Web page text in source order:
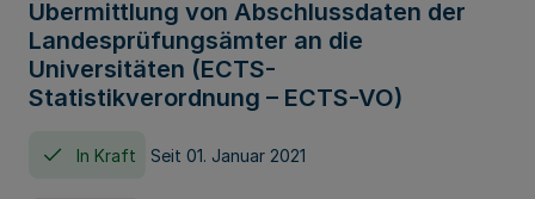
Übermittlung von Abschlussdaten der
Landesprüfungsämter an die
Universitäten (ECTS-
Statistikverordnung – ECTS-VO)
In Kraft Seit 01. Januar 2021